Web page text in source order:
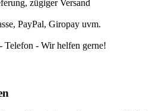
zügiger Versand
PayPal, Giropay uvm.
- Wir helfen gerne!